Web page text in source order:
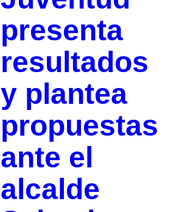
presenta
resultados
y plantea
propuestas
ante el
alcalde